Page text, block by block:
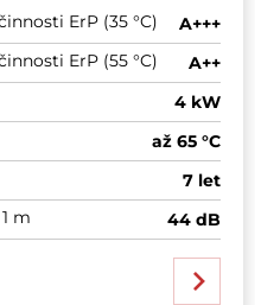
ErP (35 °C)
A+++
ErP (55 °C)
A++
4 kW
až 65 °C
7 let
m
44 dB